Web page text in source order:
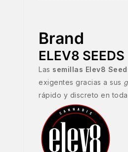
Brand
ELEV8 SEEDS
Las semillas Elev8
exigentes gracias a sus
rápido y discreto en toda